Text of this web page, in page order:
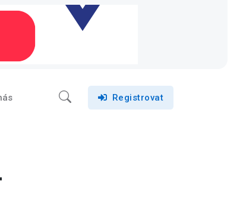
Registrovat